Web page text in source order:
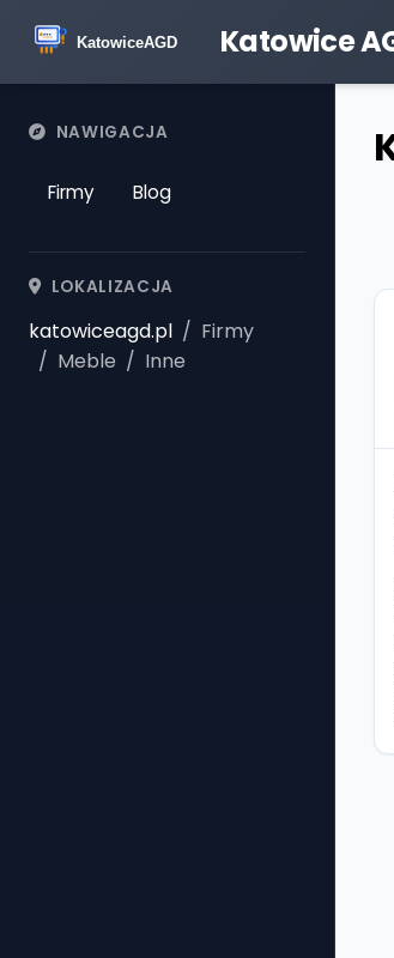
Katowice
NAWIGACJA
Firmy Blog
LOKALIZACJA
katowiceagd.pl
Firmy
Meble
Inne